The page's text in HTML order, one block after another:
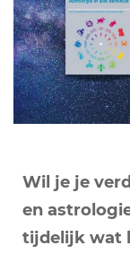
Wil je je
en
tijdelijk wat